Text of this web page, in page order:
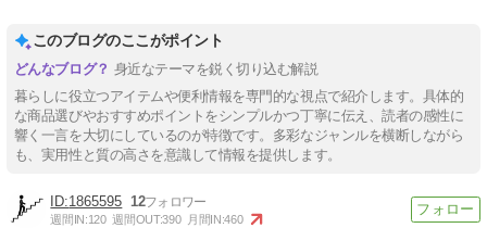
このブログのここがポイント
身近なテーマを鋭く切り込む解説
暮らしに役立つアイテムや便利情報を専門的な視点で紹介します。具体的
な商品選びやおすすめポイントをシンプルかつ丁寧に伝え、読者の感性に
響く一言を大切にしているのが特徴です。多彩なジャンルを横断しながら
も、実用性と質の高さを意識して情報を提供します。
1865595 12
週間IN:120 週間OUT:390 月間IN:460